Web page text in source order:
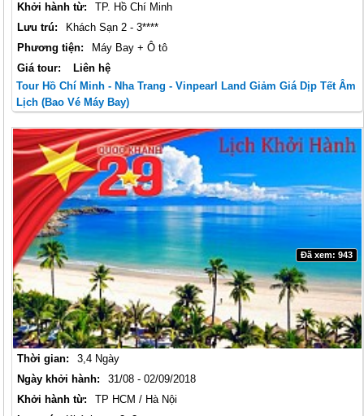
Khởi hành từ:
TP. Hồ Chí Minh
Lưu trú:
Khách Sạn 2 - 3****
Phương tiện:
Máy Bay + Ô tô
Giá tour:
Liên hệ
Tour Hồ Chí Minh - Nha Trang - Vinpearl Land Giảm Giá Dịp Tết Âm
Lịch (Bao Vé Máy Bay)
Thời gian:
3,4 Ngày
Ngày khởi hành:
31/08 - 02/09/2018
Khởi hành từ:
TP HCM / Hà Nội
Đã xem: 943